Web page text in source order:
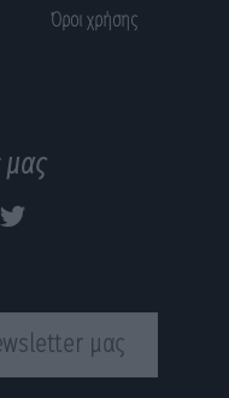
Όροι χρήσης
μας
μας